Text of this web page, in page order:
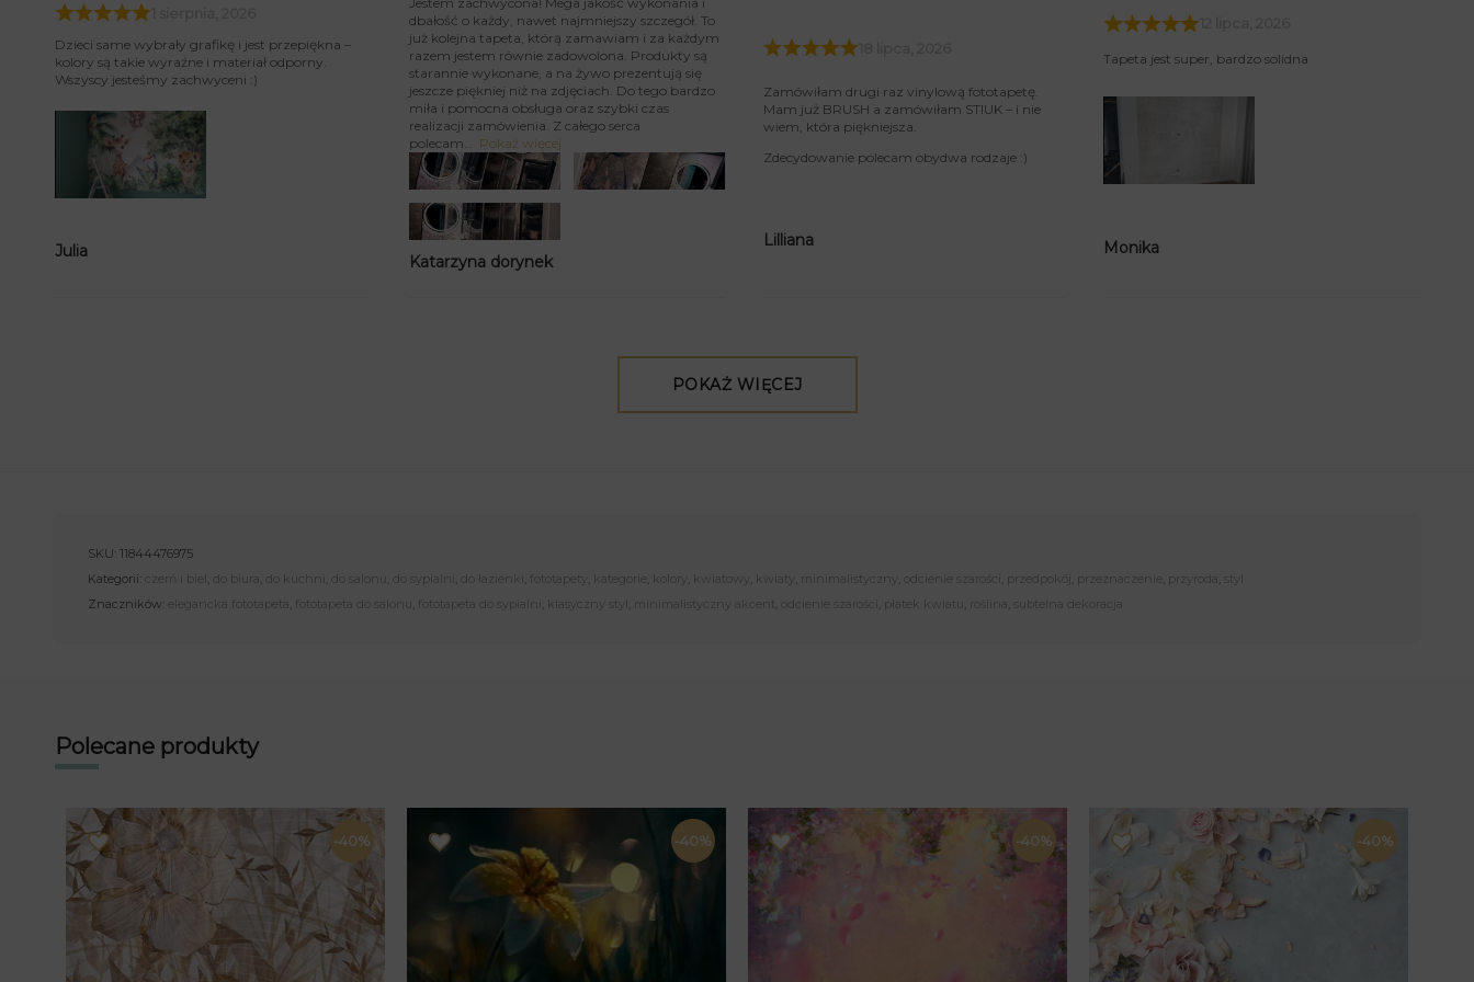
1 sierpnia, 2026
Dzieci same wybrały grafikę i jest przepiękna –
kolory są takie wyraźne i materiał odporny.
Wszyscy jesteśmy zachwyceni :)
Julia
dbałość o każdy, nawet najmniejszy szczegół. To
już kolejna tapeta, którą zamawiam i za każdym
razem jestem równie zadowolona. Produkty są
starannie wykonane, a na żywo prezentują się
jeszcze piękniej niż na zdjęciach. Do tego bardzo
miła i pomocna obsługa oraz szybki czas
realizacji zamówienia. Z całego serca
polecam
Pokaż więcej
Katarzyna dorynek
Zamówiłam drugi raz vinylową fototapetę.
Mam już BRUSH a zamówiłam STIUK – i nie
wiem, która piękniejsza.
Zdecydowanie polecam obydwa rodzaje :)
Lilliana
12 lipca, 2026
Tapeta jest super, bardzo solidna
Monika
POKAŻ WIĘCEJ
SKU: 11844476975
Kategorii:
czerń i biel , do biura, do kuchni , do salonu, do sypialni , do łazienki , fototapety , kategorie , kolory , kwiatowy , kwiaty , minimalistyczny , odcienie szarości , przedpokój , przeznaczenie , przyroda,
styl
Znaczników: elegancka fototapeta, fototapeta do salonu, fototapeta do sypialni , klasyczny styl , minimalistyczny akcent , odcienie szarości , płatek kwiatu, roślina, subtelna dekoracja
Polecane produkty
-40% -40% -40% -40%